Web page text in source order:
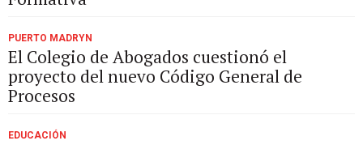
PUERTO MADRYN
El Colegio de Abogados cuestionó el
proyecto del nuevo Código General de
Procesos
EDUCACIÓN